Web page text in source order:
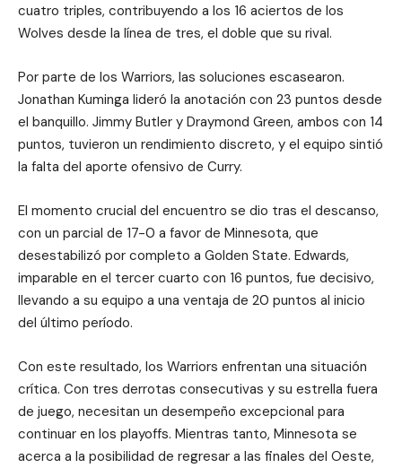
cuatro triples, contribuyendo a los 16 aciertos de los
Wolves desde la línea de tres, el doble que su rival.
Por parte de los Warriors, las soluciones escasearon.
Jonathan Kuminga lideró la anotación con 23 puntos desde
el banquillo. Jimmy Butler y Draymond Green, ambos con 14
puntos, tuvieron un rendimiento discreto, y el equipo sintió
la falta del aporte ofensivo de Curry.
El momento crucial del encuentro se dio tras el descanso,
con un parcial de 17-0 a favor de Minnesota, que
desestabilizó por completo a Golden State. Edwards,
imparable en el tercer cuarto con 16 puntos, fue decisivo,
llevando a su equipo a una ventaja de 20 puntos al inicio
del último período.
Con este resultado, los Warriors enfrentan una situación
crítica. Con tres derrotas consecutivas y su estrella fuera
de juego, necesitan un desempeño excepcional para
continuar en los playoffs. Mientras tanto, Minnesota se
acerca a la posibilidad de regresar a las finales del Oeste,